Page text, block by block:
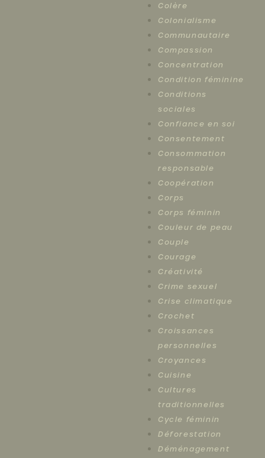
Colère
Colonialisme
Communautaire
Compassion
Concentration
Condition féminine
Conditions
sociales
Confiance en soi
Consentement
Consommation
responsable
Coopération
Corps
Corps féminin
Couleur de peau
Couple
Courage
Créativité
Crime sexuel
Crise climatique
Crochet
Croissances
personnelles
Croyances
Cuisine
Cultures
traditionnelles
Cycle féminin
Déforestation
Déménagement